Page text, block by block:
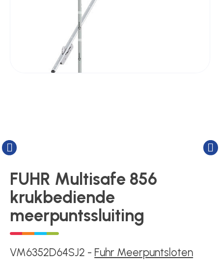
Toegangsverlening
Voedingen
Over ons
FUHR Multisafe 856
krukbediende
meerpuntssluiting
VM6352D64SJ2 - Fuhr Meerpuntsloten